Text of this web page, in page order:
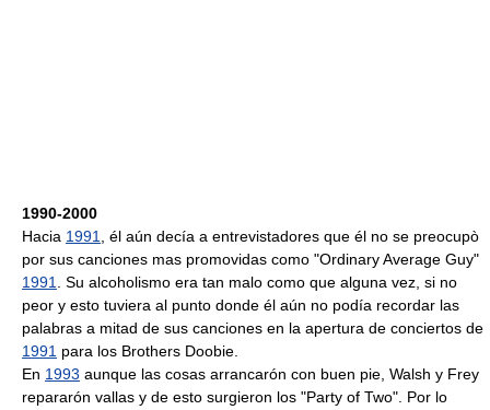
1990-2000
Hacia 1991
, él aún decía a entrevistadores que él no se preocupò
por sus canciones mas promovidas como "Ordinary Average Guy"
1991
. Su alcoholismo era tan malo como que alguna vez, si no
peor y esto tuviera al punto donde él aún no podía recordar las
palabras a mitad de sus canciones en la apertura de conciertos de
1991 para los Brothers Doobie.
En 1993 aunque las cosas arrancarón con buen pie, Walsh y Frey
repararón vallas y de esto surgieron los "Party of Two". Por lo